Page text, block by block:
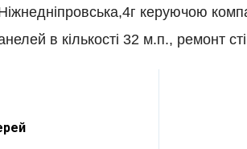
керуючою
в кількості 32 м.п., ремонт